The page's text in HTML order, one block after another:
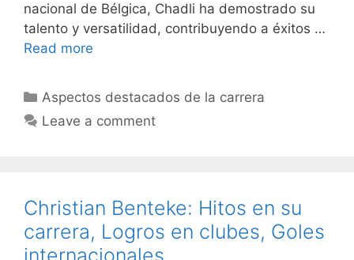
nacional de Bélgica, Chadli ha demostrado su
talento y versatilidad, contribuyendo a éxitos …
Read more
Categories
Aspectos destacados de la carrera
Leave a comment
Christian Benteke: Hitos en su
carrera, Logros en clubes, Goles